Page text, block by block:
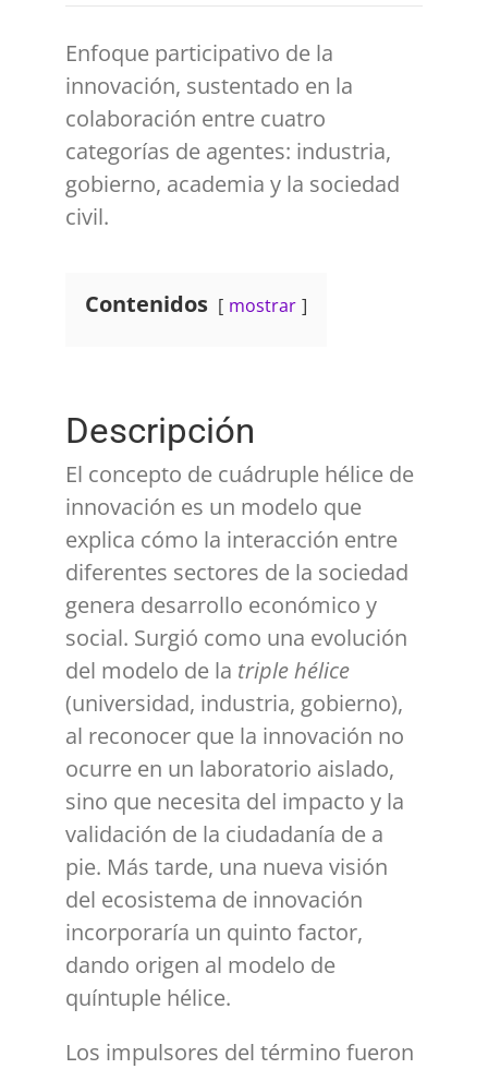
Enfoque participativo de la
innovación, sustentado en la
colaboración entre cuatro
categorías de agentes: industria,
gobierno, academia y la sociedad
civil.
Contenidos mostrar
Descripción
El concepto de cuádruple hélice de
innovación es un modelo que
explica cómo la interacción entre
diferentes sectores de la sociedad
genera desarrollo económico y
social. Surgió como una evolución
del modelo de la triple hélice
(universidad, industria, gobierno),
al reconocer que la innovación no
ocurre en un laboratorio aislado,
sino que necesita del impacto y la
validación de la ciudadanía de a
pie. Más tarde, una nueva visión
del ecosistema de innovación
incorporaría un quinto factor,
dando origen al modelo de
quíntuple hélice.
Los impulsores del término fueron